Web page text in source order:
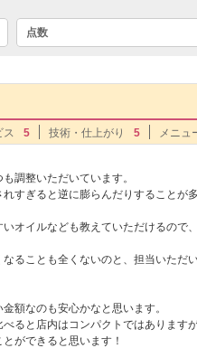
点数
ス 5 技術・仕上がり 5 メニュ
調整いただいています。
すぎると逆に膨らんだりすることが
オイルなども教えていただけるので
ることも全くないのと、担当いただ
額なのも安心かなと思います。
ると店内はコンパクトではあります
ができると思います！